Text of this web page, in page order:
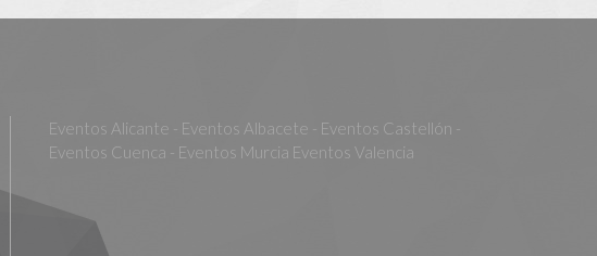
Eventos Alicante - Eventos Albacete - Eventos Castellón -
Eventos Cuenca - Eventos Murcia Eventos Valencia